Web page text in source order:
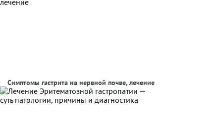
Симптомы гастрита на нервной почве, лечение